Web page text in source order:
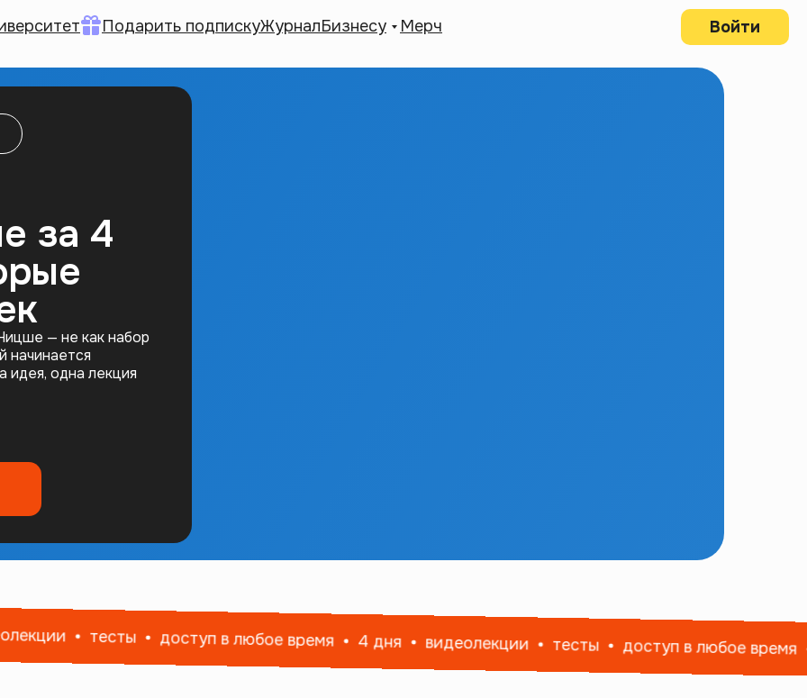
Подарить подпискуЖурналБизнесу Мерч Войти
за 4
— не как набор
начинается
идея, одна лекция
тесты доступ в любое время 4 дня видеолекции тесты доступ в любое время 4